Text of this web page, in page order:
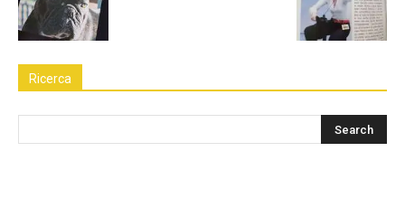
Ricerca